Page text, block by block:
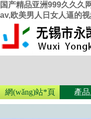
国产精品亚洲999久久久
av,欧美男人日女人逼的
網(wǎng)站*頁 產